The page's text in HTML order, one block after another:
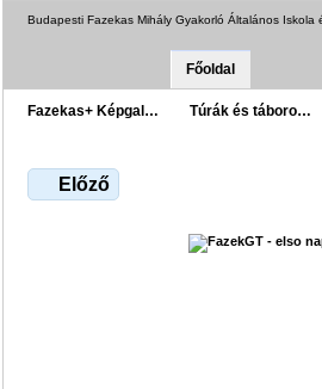
Budapesti Fazekas Mihály Gyakorló Általános Iskola
Főoldal
Fazekas+ Képgal… Túrák és táboro…
Előző